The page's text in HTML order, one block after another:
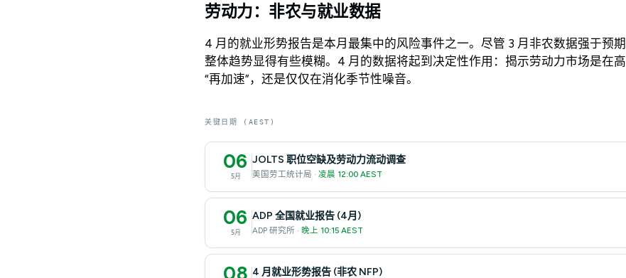
劳动力：非农与就业数据
4 月的就业形势报告是本月最集中的风险事件之一。尽管 3 月非农数据强于预
整体趋势显得有些模糊。4 月的数据将起到决定性作用：揭示劳动力市场是在
“再加速”，还是仅仅在消化季节性噪音。
关键日期 (AEST)
06
5月
JOLTS 职位空缺及劳动力流动调查
美国劳工统计局 · 凌晨 12:00 AEST
06
5月
ADP 全国就业报告 (4月)
ADP 研究所 · 晚上 10:15 AEST
4 月就业形势报告 (非农 NFP)